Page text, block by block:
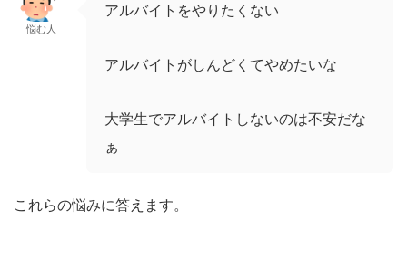
悩む人
アルバイトをやりたくない
アルバイトがしんどくてやめたいな
大学生でアルバイトしないのは不安だな
ぁ
これらの悩みに答えます。